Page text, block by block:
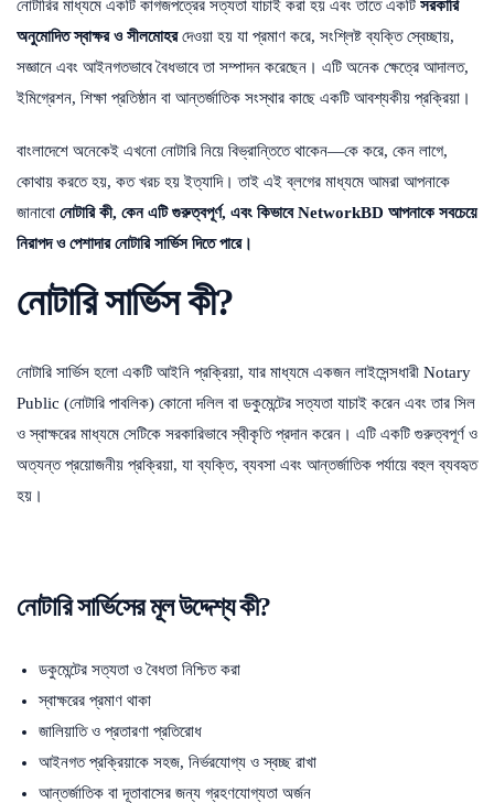
নোটারির মাধ্যমে একটি কাগজপত্রের সত্যতা যাচাই করা হয় এবং তাতে একটি সরকারি
অনুমোদিত স্বাক্ষর ও সীলমোহরদেওয়া হয় যা প্রমাণ করে, সংশ্লিষ্ট ব্যক্তি স্বেচ্ছায়,
সজ্ঞানে এবং আইনগতভাবে বৈধভাবে তা সম্পাদন করেছেন। এটি অনেক ক্ষেত্রে আদালত,
ইমিগ্রেশন, শিক্ষা প্রতিষ্ঠান বা আন্তর্জাতিক সংস্থার কাছে একটি আবশ্যকীয় প্রক্রিয়া।
বাংলাদেশে অনেকেই এখনো নোটারি নিয়ে বিভ্রান্তিতে থাকেন—কে করে, কেন লাগে,
কোথায় করতে হয়, কত খরচ হয় ইত্যাদি। তাই এই ব্লগের মাধ্যমে আমরা আপনাকে
জানাবো নোটারি কী, কেন এটি গুরুত্বপূর্ণ, এবং কিভাবে NetworkBD আপনাকে সবচেয়ে
নিরাপদ ও পেশাদার নোটারি সার্ভিস দিতে পারে।
নোটারি সার্ভিস কী?
নোটারি সার্ভিস হলো একটি আইনি প্রক্রিয়া, যার মাধ্যমে একজন লাইসেন্সধারী Notary
Public (নোটারি পাবলিক) কোনো দলিল বা ডকুমেন্টের সত্যতা যাচাই করেন এবং তার সিল
ও স্বাক্ষরের মাধ্যমে সেটিকে সরকারিভাবে স্বীকৃতি প্রদান করেন। এটি একটি গুরুত্বপূর্ণ ও
অত্যন্ত প্রয়োজনীয় প্রক্রিয়া, যা ব্যক্তি, ব্যবসা এবং আন্তর্জাতিক পর্যায়ে বহুল ব্যবহৃত
হয়।
নোটারি সার্ভিসের মূল উদ্দেশ্য কী?
ডকুমেন্টের সত্যতা ও বৈধতা নিশ্চিত করা
স্বাক্ষরের প্রমাণ থাকা
জালিয়াতি ও প্রতারণা প্রতিরোধ
আইনগত প্রক্রিয়াকে সহজ, নির্ভরযোগ্য ও স্বচ্ছ রাখা
আন্তর্জাতিক বা দূতাবাসের জন্য গ্রহণযোগ্যতা অর্জন